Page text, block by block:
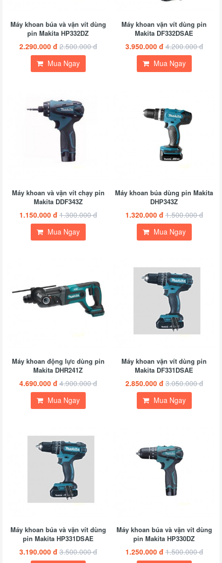
Máy khoan búa và vặn vít dùng
pin Makita HP332DZ
2.290.000 đ 2.500.000 đ
Mua Ngay
Máy khoan vặn vít dùng pin
Makita DF332DSAE
3.950.000 đ 4.200.000 đ
Mua Ngay
Máy khoan và vặn vít chạy pin
Makita DDF343Z
1.150.000 đ 1.300.000 đ
Mua Ngay
Máy khoan búa dùng pin Makita
DHP343Z
1.320.000 đ 1.500.000 đ
Mua Ngay
Máy khoan động lực dùng pin
Makita DHR241Z
4.690.000 đ 4.900.000 đ
Mua Ngay
Máy khoan vặn vít dùng pin
Makita DF331DSAE
2.850.000 đ 3.050.000 đ
Mua Ngay
Máy khoan búa và vặn vít dùng
pin Makita HP331DSAE
3.190.000 đ 3.500.000 đ
Máy khoan búa và vặn vít dùng
pin Makita HP330DZ
1.250.000 đ 1.500.000 đ